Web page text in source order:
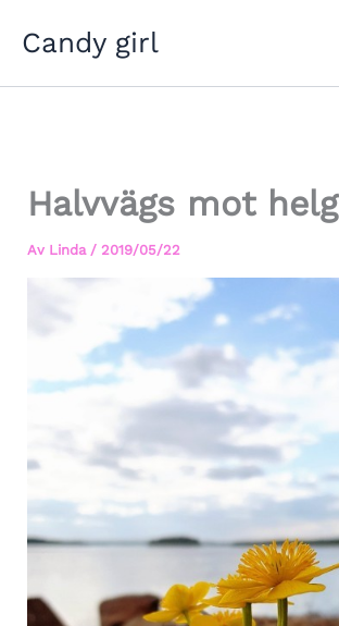
Candy girl
Halvvägs mot helg
Av Linda / 2019/05/22